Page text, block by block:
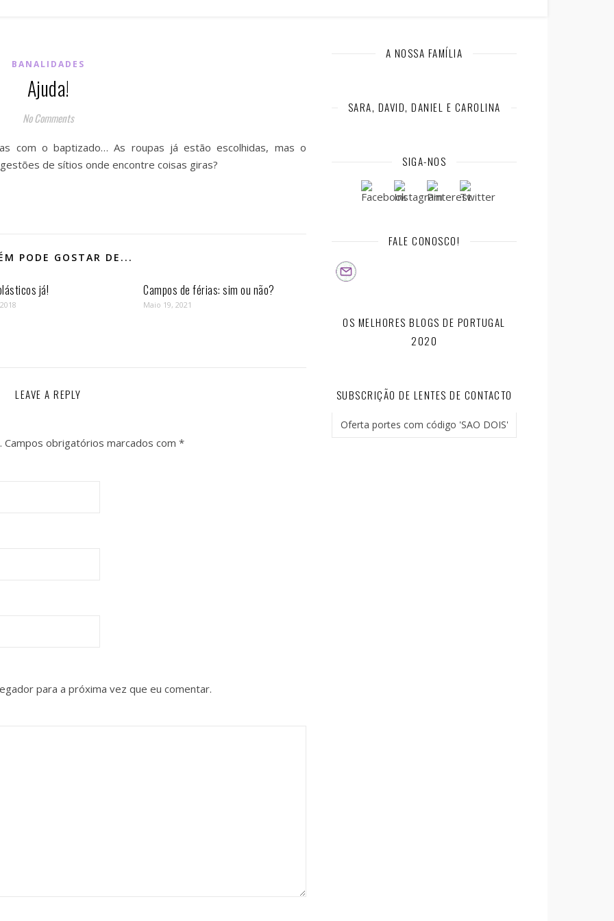
BANALIDADES
Ajuda!
No Comments
com o baptizado… As roupas já estão escolhidas, mas o
de sítios onde encontre coisas giras?
PODE GOSTAR DE...
já! Campos de férias: sim ou não?
Maio 19, 2021
LEAVE A REPLY
Campos obrigatórios marcados com *
para a próxima vez que eu comentar.
A NOSSA FAMÍLIA
SARA, DAVID, DANIEL E CAROLINA
SIGA-NOS
FALE CONOSCO!
OS MELHORES BLOGS DE PORTUGAL
2020
SUBSCRIÇÃO DE LENTES DE CONTACTO
Oferta portes com código 'SAO DOIS'